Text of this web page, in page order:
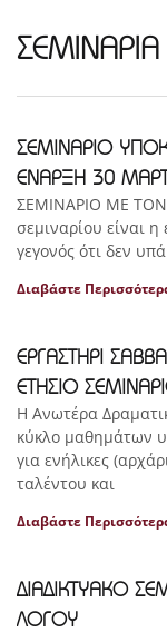
ΣΕΜΙΝΑΡΙΑ
ΣΕΜΙΝΑΡΙΟ
ΕΝΑΡΞΗ 30
ΣΕΜΙΝΑΡΙΟ ΜΕ
σεμιναρίου είναι η
γεγονός ότι δεν
Διαβάστε
ΕΡΓΑΣΤΗΡΙ
ΕΤΗΣΙΟ
Η Ανωτέρα
κύκλο μαθημάτων
για ενήλικες
ταλέντου και
Διαβάστε
ΔΙΑΔΙΚΤΥΑΚΟ
ΛΟΓΟΥ